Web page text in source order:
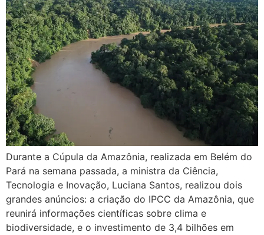
Durante a Cúpula da Amazônia, realizada em Belém do
Pará na semana passada, a ministra da Ciência,
Tecnologia e Inovação, Luciana Santos, realizou dois
grandes anúncios: a criação do IPCC da Amazônia, que
reunirá informações científicas sobre clima e
biodiversidade, e o investimento de 3,4 bilhões em